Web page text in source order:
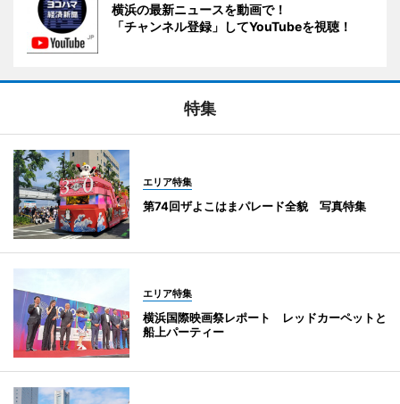
横浜の最新ニュースを動画で！
「チャンネル登録」してYouTubeを視聴！
特集
エリア特集
第74回ザよこはまパレード全貌 写真特集
エリア特集
横浜国際映画祭レポート レッドカーペットと
船上パーティー